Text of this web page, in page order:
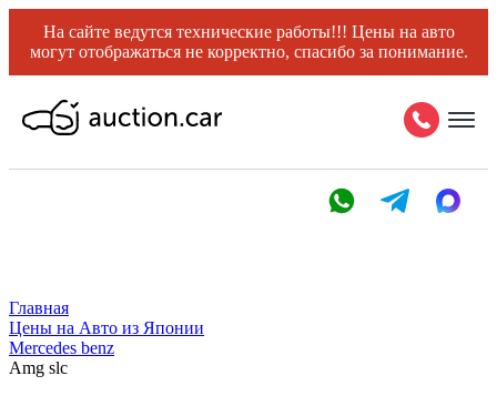
На сайте ведутся технические работы!!! Цены на авто
могут отображаться не корректно, спасибо за понимание.
Главная
Цены на Авто из Японии
Mercedes benz
Amg slc